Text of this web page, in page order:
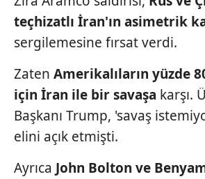
verileriniz işlenmekte olup gerekli olan
toplumu hizmetlerinin sunulması
kullanılmaktadır. Diğer çerezler,
kılınması ve kişiselleştirilmesi ve
reklam/pazarlama faaliyetlerinin
sınırlı olarak açık rızanız dahilinde
Çerezlere ilişkin tercihlerinizi aşağıda
vasıtasıyla belirleyebilirsiniz. Çerezlere
Metnimiziziyaret edebilirsiniz.
teçhizatlı İran'ın asimetrik
sergilemesine fırsat verdi.
Zaten Amerikalıların yüzde
için İran ile birsavaşa karşı.
Başkanı Trump, 'savaş
elini açık etmişti.
Ayrıca John Bolton ve